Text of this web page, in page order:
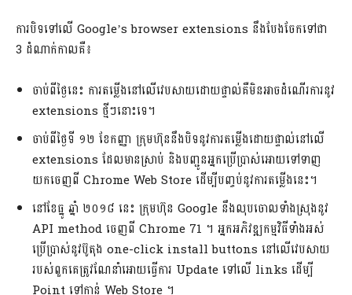
ការបិទទៅលើ Google’s browser extensions នឹងបែងចែកទៅជា
3 ដំណាក់កាលគឺ៖
ចាប់ពីថ្ងៃនេះ ការតម្លើងនៅលើវេបសាយដោយផ្ទាល់គឺមិនអាចដំណើរការនូវ
extensions ថ្មីៗនោះទេ។
ចាប់ពីថ្ងៃទី ១២ ខែកញ្ញា ក្រុមហ៊ុននឹងបិទនូវការតម្លើងដោយផ្ទាល់នៅលើ
extensions ដែលមានស្រាប់ និងបញ្ជូនអ្នកប្រើប្រាស់អោយទៅទាញ
យកចេញពី Chrome Web Store ដើម្បីបញ្ចប់នូវការតម្លើងនេះ។
នៅខែធ្នូ ឆ្នាំ ២០១៨ នេះ ក្រុមហ៊ុន Google នឹងលុបចោលទាំងស្រុងនូវ
API method ចេញពី Chrome 71 ។ អ្នកអភិវឌ្ឍកម្មវិធីទាំងអស់
ប្រើប្រាស់នូវប៊ូតុង one-click install buttons នៅលើវេបសាយ
របស់ពួកគេត្រូវណែនាំអោយធ្វើការ Update ទៅលើ links ដើម្បី
Point ទៅកាន់ Web Store ។